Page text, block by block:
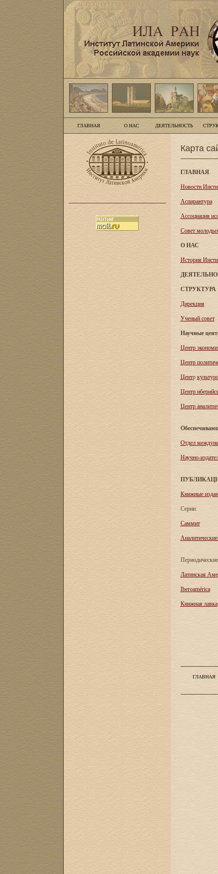
ГЛАВНАЯ О НАС ДЕЯТЕЛЬНОСТЬ
Карта
ГЛАВНАЯ
Новости
Аспирантура
Асcоциация
Совет
О НАС
История
СТРУКТУРА
Дирекция
Ученый совет
Научные
Центр
Центр
Центр
Центр
Центр
Отдел
Научно-
Книжные
Серии:
Саммит
Аналитические
Латинская
Iberoamérica
Книжная лавка
ГЛАВНАЯ